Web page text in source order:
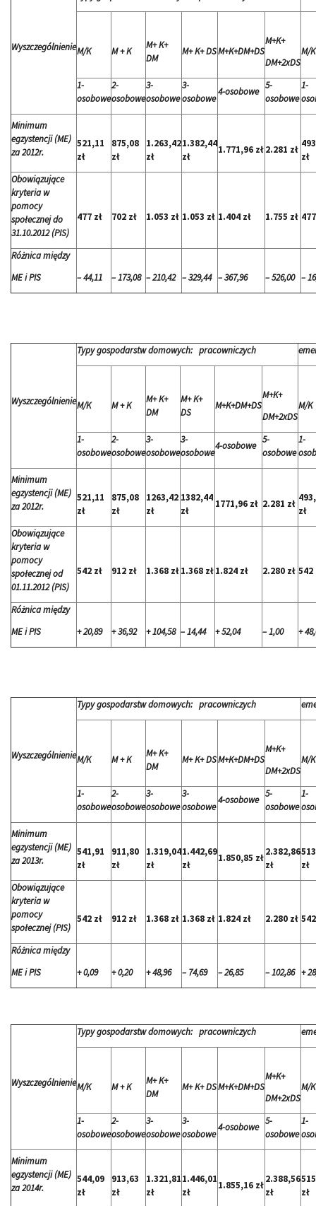
WyszczególnienieM/K M + K
M+ K+
DM
M+ K+ DSM+K+DM+DS
M+K+
DM+2xDS
M/K
1-
osobowe
2-
osobowe
3-
osobowe
3-
osobowe
4-osobowe
5-
osobowe
1-
Minimum
egzystencji (ME)
za 2012r.
521,11
zł
875,08
zł
1.263,42
zł
1.382,44
zł
1.771,96 zł 2.281 zł
zł
Obowiązujące
kryteria w
pomocy
społecznej do
31.10.2012 (PIS)
477 zł 702 zł 1.053 zł 1.053 zł 1.404 zł 1.755 zł
Różnica między
ME i PIS
– 44,11 – 173,08 – 210,42 – 329,44 – 367,96 – 526,00 –
Wyszczególnienie
Typy gospodarstw domowych: pracowniczych
M/K M + K
M+ K+
DM
M+ K+
DS
M+K+DM+DS
M+K+
DM+2xDS
M/K
1-
osobowe
2-
osobowe
3-
osobowe
3-
osobowe
4-osobowe
5-
osobowe
1-
Minimum
egzystencji (ME)
za 2012r.
521,11
zł
875,08
zł
1263,42
zł
1382,44
zł
1771,96 zł 2.281 zł
zł
Obowiązujące
kryteria w
pomocy
społecznej od
01.11.2012 (PIS)
542 zł 912 zł 1.368 zł 1.368 zł 1.824 zł 2.280 zł 542
Różnica między
ME i PIS
+ 20,89 + 36,92 + 104,58 – 14,44 + 52,04 – 1,00 +
Wyszczególnienie
Typy gospodarstw domowych: pracowniczych
M/K M + K
M+ K+
DM
M+ K+ DSM+K+DM+DS
M+K+
DM+2xDS
M/K
1-
osobowe
2-
osobowe
3-
osobowe
3-
osobowe
4-osobowe
5-
osobowe
1-
Minimum
egzystencji (ME)
za 2013r.
541,91
zł
911,80
zł
1.319,04
zł
1.442,69
zł
1.850,85 zł
2.382,86
zł
zł
Obowiązujące
kryteria w
pomocy
społecznej (PIS)
542 zł 912 zł 1.368 zł 1.368 zł 1.824 zł 2.280 zł
Różnica między
ME i PIS
+ 0,09 + 0,20 + 48,96 – 74,69 – 26,85 – 102,86 +
Wyszczególnienie
Typy gospodarstw domowych: pracowniczych
M/K M + K
M+ K+
DM
M+ K+ DSM+K+DM+DS
M+K+
DM+2xDS
M/K
1-
osobowe
2-
osobowe
3-
osobowe
3-
osobowe
4-osobowe
5-
osobowe
1-
Minimum
egzystencji (ME)
za 2014r.
544,09
zł
913,63
zł
1.321,81
zł
1.446,01
zł
1.855,16 zł
2.388,56
zł
zł